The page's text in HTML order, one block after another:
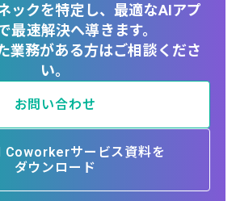
ックを特定し、最適なAIアプ
最速解決へ導きます。
業務がある方はご相談くださ
い。
お問い合わせ
サービス資料を
ダウンロード